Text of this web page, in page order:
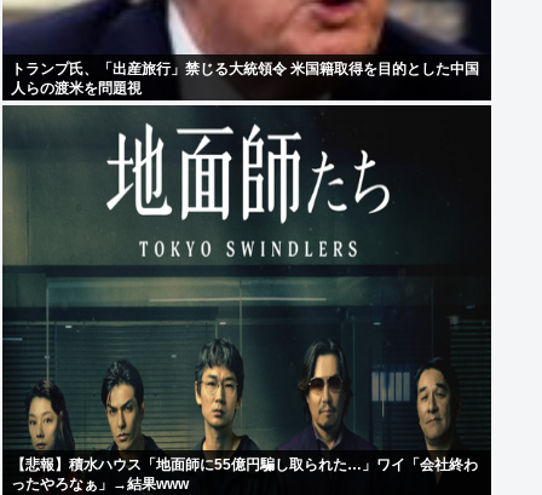
トランプ氏、「出産旅行」禁じる大統領令 米国籍取得を目的とした中国
人らの渡米を問題視
【悲報】積水ハウス「地面師に55億円騙し取られた…」ワイ「会社終わ
ったやろなぁ」→結果www